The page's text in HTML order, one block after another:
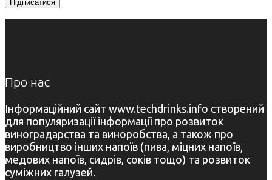
Про нас
Інформаційний сайт www.techdrinks.info створений
для популяризації інформації про розвиток
виноградарства та виноробства, а також про
виробництво інших напоїв (пива, міцних напоїв,
медових напоїв, сидрів, соків тощо) та розвиток
суміжних галузей.